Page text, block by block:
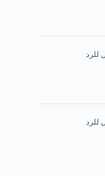
للرد
للرد